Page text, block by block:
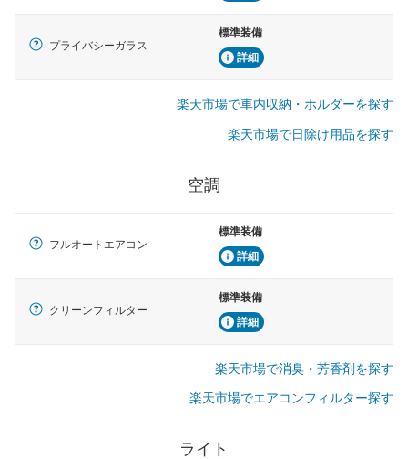
プライバシーガラス
標準装備
詳細
楽天市場で車内収納・ホルダーを探す
楽天市場で日除け用品を探す
空調
フルオートエアコン
標準装備
詳細
クリーンフィルター
標準装備
詳細
楽天市場で消臭・芳香剤を探す
楽天市場でエアコンフィルター探す
ライト